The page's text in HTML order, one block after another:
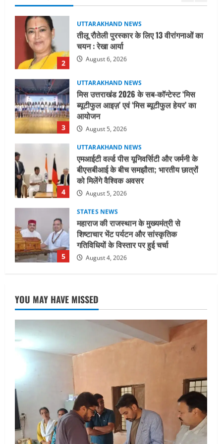
3
UTTARAKHAND NEWS
मिस उत्तराखंड 2026 के सब-कॉन्टेस्ट ‘मिस
ब्यूटीफुल आइज़’ एवं ‘मिस ब्यूटीफुल हेयर’ का
आयोजन
August 5, 2026
4
UTTARAKHAND NEWS
एमआईटी वर्ल्ड पीस यूनिवर्सिटी और जर्मनी के
बीएसबीआई के बीच समझौता; भारतीय छात्रों
को मिलेंगे वैश्विक अवसर
August 5, 2026
5
STATES NEWS
महाराज की राजस्थान के मुख्यमंत्री से
शिष्टाचार भेंट पर्यटन और सांस्कृतिक
गतिविधियों के विस्तार पर हुई चर्चा
August 4, 2026
1
UTTARAKHAND NEWS
जिलाधिकारी/जिला निर्वाचन अधिकारी ने
सहसपुर विधानसभा क्षेत्र के पोलिंग बूथों का
निरीक्षण कर एसआईआर आपत्ति निस्तारण
शिविर की व्यवस्थाओं का लिया जायजा
2
तीलू रौतेली पुरस्कार के लिए 13 वीरांगनाओं का
चयन : रेखा आर्या
August 6, 2026
UTTARAKHAND NEWS
मिस उत्तराखंड 2026 के सब-कॉन्टेस्ट ‘मिस
August 5, 2026
UTTARAKHAND NEWS
एमआईटी वर्ल्ड पीस यूनिवर्सिटी और जर्मनी के
बीएसबीआई के बीच समझौता; भारतीय छात्रों
को मिलेंगे वैश्विक अवसर
YOU MAY HAVE MISSED